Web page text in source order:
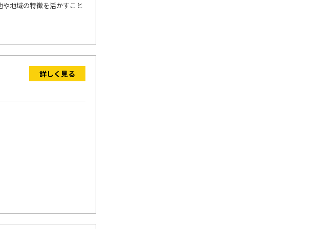
地域の特徴を活かすこと
敷地をよく観察し、納得
詳しく見る